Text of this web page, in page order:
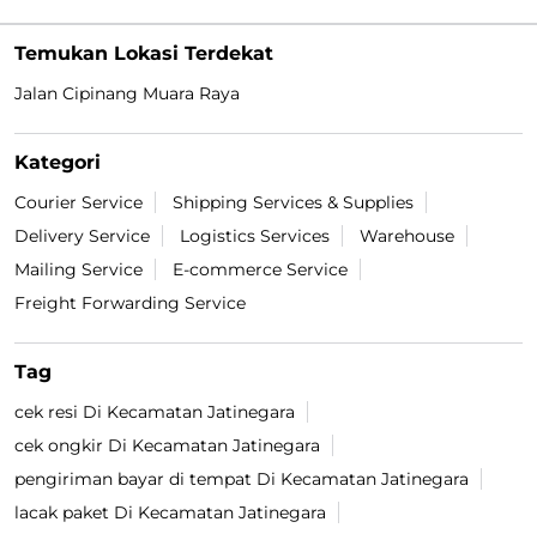
Temukan Lokasi Terdekat
Jalan Cipinang Muara Raya
Kategori
Courier Service
Shipping Services & Supplies
Delivery Service
Logistics Services
Warehouse
Mailing Service
E-commerce Service
Freight Forwarding Service
Tag
cek resi Di Kecamatan Jatinegara
cek ongkir Di Kecamatan Jatinegara
pengiriman bayar di tempat Di Kecamatan Jatinegara
lacak paket Di Kecamatan Jatinegara